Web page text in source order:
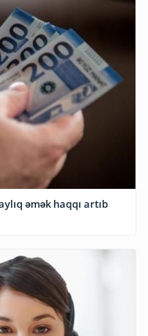
əmək haqqı artıb